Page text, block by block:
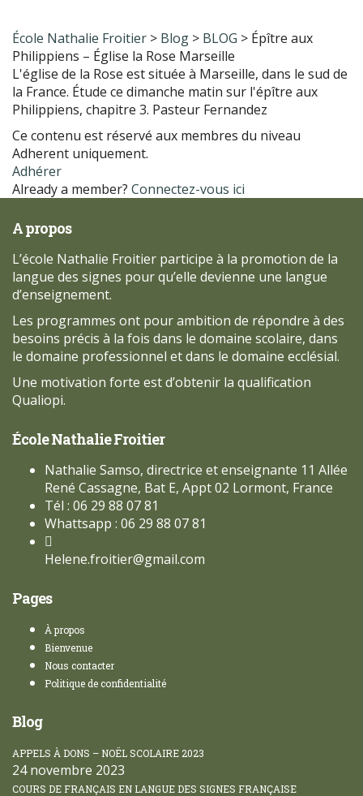
École Nathalie Froitier > Blog > BLOG > Épître aux
Philippiens – Église la Rose Marseille
L'église de la Rose est située à Marseille, dans le sud de
la France. Étude ce dimanche matin sur l'épître aux
Philippiens, chapitre 3. Pasteur Fernandez
Ce contenu est réservé aux membres du niveau
Adherent uniquement.
Adhérer
Already a member? Connectez-vous ici
A propos
L’école Nathalie Froitier participe à la promotion de la
langue des signes pour qu’elle devienne une langue
d’enseignement.
Les programmes ont pour ambition de répondre à des
besoins précis à la fois dans le domaine scolaire, dans
le domaine professionnel et dans le domaine ecclésial.
Une motivation forte est d’obtenir la qualification
Qualiopi.
École Nathalie Froitier
Nathalie Samso, directrice et enseignante 11 Allée
René Cassagne, Bat E, Appt 02 Lormont, France
Tél : 06 29 88 07 81
Whattsapp : 06 29 88 07 81
Helene.froitier@gmail.com
Pages
À propos
Bienvenue
Nous contacter
Politique de confidentialité
Blog
APPELS À DONS – NOËL SCOLAIRE 2023
24 novembre 2023
COURS DE FRANÇAIS EN LANGUE DES SIGNES FRANÇAISE